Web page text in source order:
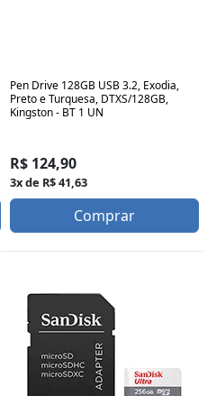
Pen Drive 128GB USB 3.2, Exodia,
Preto e Turquesa, DTXS/128GB,
Kingston - BT 1 UN
R$ 124,90
3x de R$ 41,63
Comprar